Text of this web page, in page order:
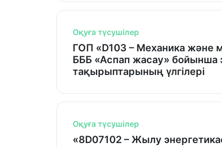
Оқуға түсушілер
ГОП «D103 – Механика және
БББ «Аспап жасау» бойынша
тақырыптарының үлгілері
Оқуға түсушілер
«8D07102 – Жылу